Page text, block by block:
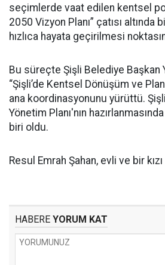
seçimlerde vaat edilen kentsel
2050 Vizyon Planı” çatısı
hızlıca hayata geçirilmesi
Bu süreçte Şişli Belediye Başkan
“Şişli’de Kentsel Dönüşüm ve
ana koordinasyonunu yürüttü.
Yönetim Planı'nın
biri oldu.
Resul Emrah Şahan, evli ve bir kızı
HABERE YORUM KAT